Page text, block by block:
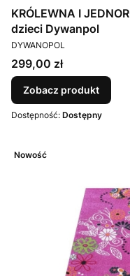
KRÓLEWNA I
dzieci Dywanpol
PRODUCENT
DYWANOPOL
Cena
299,00 zł
Zobacz produkt
Dostępność: Dostępny
Nowość